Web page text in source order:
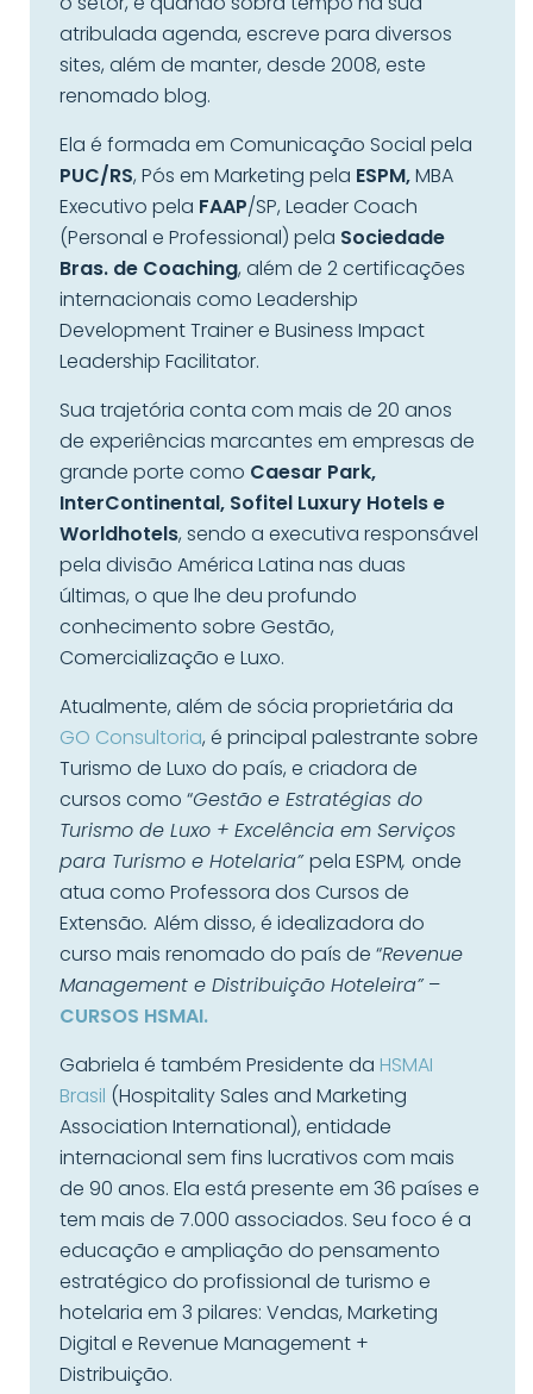
atribulada agenda, escreve para diversos
sites, além de manter, desde 2008, este
renomado blog.
Ela é formada em Comunicação Social pela
PUC/RS, Pós em Marketing pela ESPM,MBA
Executivo pela FAAP/SP, Leader Coach
(Personal e Professional) pela Sociedade
Bras. de Coaching, além de 2 certificações
internacionais como Leadership
Development Trainer e Business Impact
Leadership Facilitator.
Sua trajetória conta com mais de 20 anos
de experiências marcantes em empresas de
grande porte como Caesar Park,
InterContinental, Sofitel Luxury Hotels e
Worldhotels, sendo a executiva responsável
pela divisão América Latina nas duas
últimas, o que lhe deu profundo
conhecimento sobre Gestão,
Comercialização e Luxo.
Atualmente, além de sócia proprietária da
GO Consultoria, é principal palestrante sobre
Turismo de Luxo do país, e criadora de
cursos como “Gestão e Estratégias do
Turismo de Luxo + Excelência em Serviços
para Turismo e Hotelaria”pela ESPM, onde
atua como Professora dos Cursos de
Extensão. Além disso, é idealizadora do
curso mais renomado do país de “Revenue
Management e Distribuição Hoteleira”–
CURSOS HSMAI.
Gabriela é também Presidente da HSMAI
Brasil (Hospitality Sales and Marketing
Association International), entidade
internacional sem fins lucrativos com mais
de 90 anos. Ela está presente em 36 países e
tem mais de 7.000 associados. Seu foco é a
educação e ampliação do pensamento
estratégico do profissional de turismo e
hotelaria em 3 pilares: Vendas, Marketing
Digital e Revenue Management +
Distribuição.